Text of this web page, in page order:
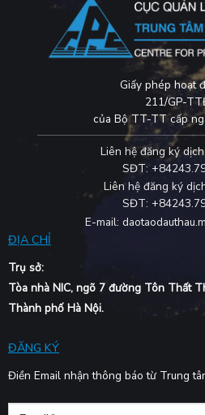
Giấy phép hoạt
211/GP-
của Bộ TT-TT cấp
Liên hệ đăng ký
SĐT:
Liên hệ đăng ký
SĐT:
E-mail:
ĐỊA CHỈ
Trụ sở:
Tòa nhà NIC, ngõ 7 đường Tôn Thất
Thành phố Hà Nội.
ĐĂNG KÝ
Điền Email nhận thông báo từ Trung